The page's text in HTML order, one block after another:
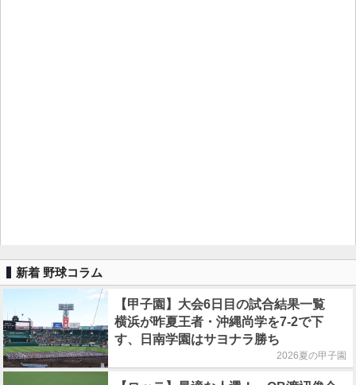
新着 野球コラム
【甲子園】大会6日目の試合結果一覧
横浜が昨夏王者・沖縄尚学を7-2で下
す、日南学園はサヨナラ勝ち
2026夏の甲子園